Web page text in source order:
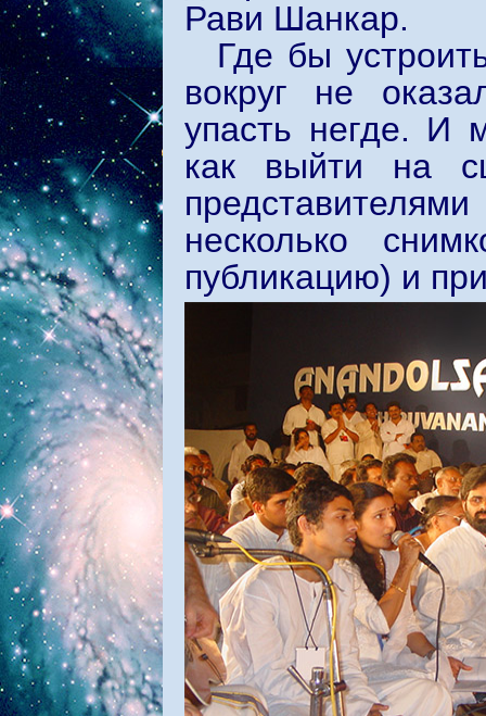
Рави Шанкар.
Где бы
вокруг не
упасть негде. И
как выйти на
несколько
публикацию) и